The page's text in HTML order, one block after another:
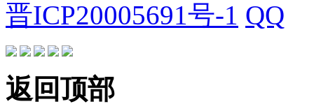
晋ICP20005691号-1
返回顶部